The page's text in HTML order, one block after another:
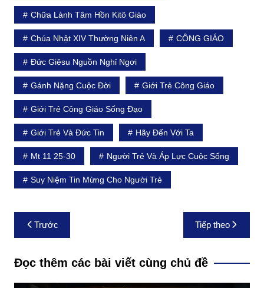
Chữa Lành Tâm Hồn Kitô Giáo
Chúa Nhật XIV Thường Niên A CÔNG GIÁO
Đức Giêsu Nguồn Nghỉ Ngơi
Gánh Nặng Cuộc Đời Giới Trẻ Công Giáo
Giới Trẻ Công Giáo Sống Đạo
Giới Trẻ Và Đức Tin Hãy Đến Với Ta
Mt 11 25-30 Người Trẻ Và Áp Lực Cuộc Sống
Suy Niệm Tin Mừng Cho Người Trẻ
Điều
hướng
bài
viết
Trước Tiếp theo
Đọc thêm các bài viết cùng chủ đề